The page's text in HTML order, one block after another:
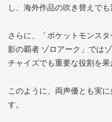
し、海外作品の吹き替えでも
さらに、「ポケットモンス
影の覇者 ゾロアーク」では
チャイズでも重要な役割を果
このように、両声優とも実
す。